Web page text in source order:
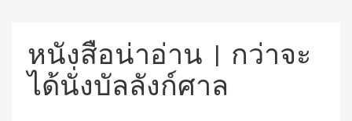
หนังสือน่าอ่าน | กว่าจะ
ได้นั่งบัลลังก์ศาล